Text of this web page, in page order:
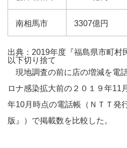
南相馬市 3307億円
出典：2019年度『福島県市町村
以下切り捨て
現地調査の前に店の増減を電
ロナ感染拡大前の２０１９年11
年10月時点の電話帳（ＮＴＴ発
版』）で掲載数を比較した。